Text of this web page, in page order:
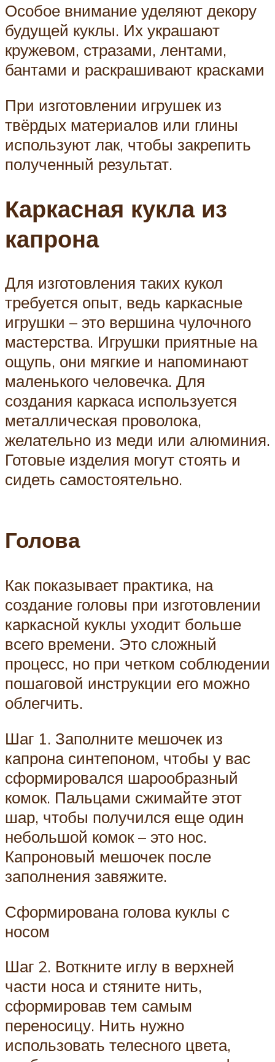
Особое внимание уделяют декору
будущей куклы. Их украшают
кружевом, стразами, лентами,
бантами и раскрашивают красками
При изготовлении игрушек из
твёрдых материалов или глины
используют лак, чтобы закрепить
полученный результат.
Каркасная кукла из
капрона
Для изготовления таких кукол
требуется опыт, ведь каркасные
игрушки – это вершина чулочного
мастерства. Игрушки приятные на
ощупь, они мягкие и напоминают
маленького человечка. Для
создания каркаса используется
металлическая проволока,
желательно из меди или алюминия.
Готовые изделия могут стоять и
сидеть самостоятельно.
Голова
Как показывает практика, на
создание головы при изготовлении
каркасной куклы уходит больше
всего времени. Это сложный
процесс, но при четком соблюдении
пошаговой инструкции его можно
облегчить.
Шаг 1. Заполните мешочек из
капрона синтепоном, чтобы у вас
сформировался шарообразный
комок. Пальцами сжимайте этот
шар, чтобы получился еще один
небольшой комок – это нос.
Капроновый мешочек после
заполнения завяжите.
Сформирована голова куклы с
носом
Шаг 2. Воткните иглу в верхней
части носа и стяните нить,
сформировав тем самым
переносицу. Нить нужно
использовать телесного цвета,